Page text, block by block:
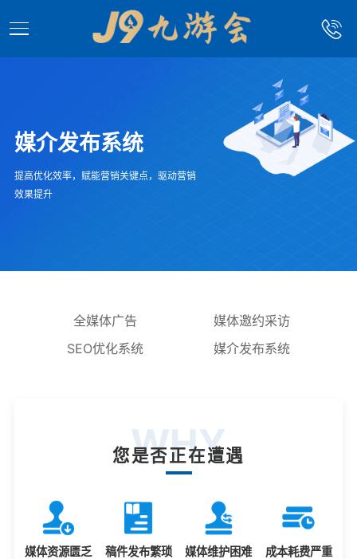
媒介发布系统
提高优化效率，赋能营销关键点，驱动营销
效果提升
全媒体广告
媒体邀约采访
SEO优化系统
媒介发布系统
WHY
您是否正在遭遇
媒体资源匮乏 稿件发布繁琐 媒体维护困难 成本耗费严重